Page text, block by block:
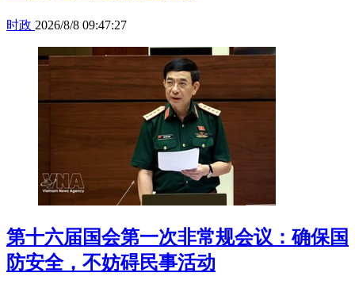
时政 2026/8/8 09:47:27
第十六届国会第一次非常规会议：确保国
防安全，不妨碍民事活动